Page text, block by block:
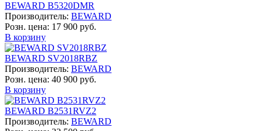
BEWARD B5320DMR
Производитель: BEWARD
Розн. цена: 17 900 руб.
В корзину
BEWARD SV2018RBZ
Производитель: BEWARD
Розн. цена: 40 900 руб.
В корзину
BEWARD B2531RVZ2
Производитель: BEWARD